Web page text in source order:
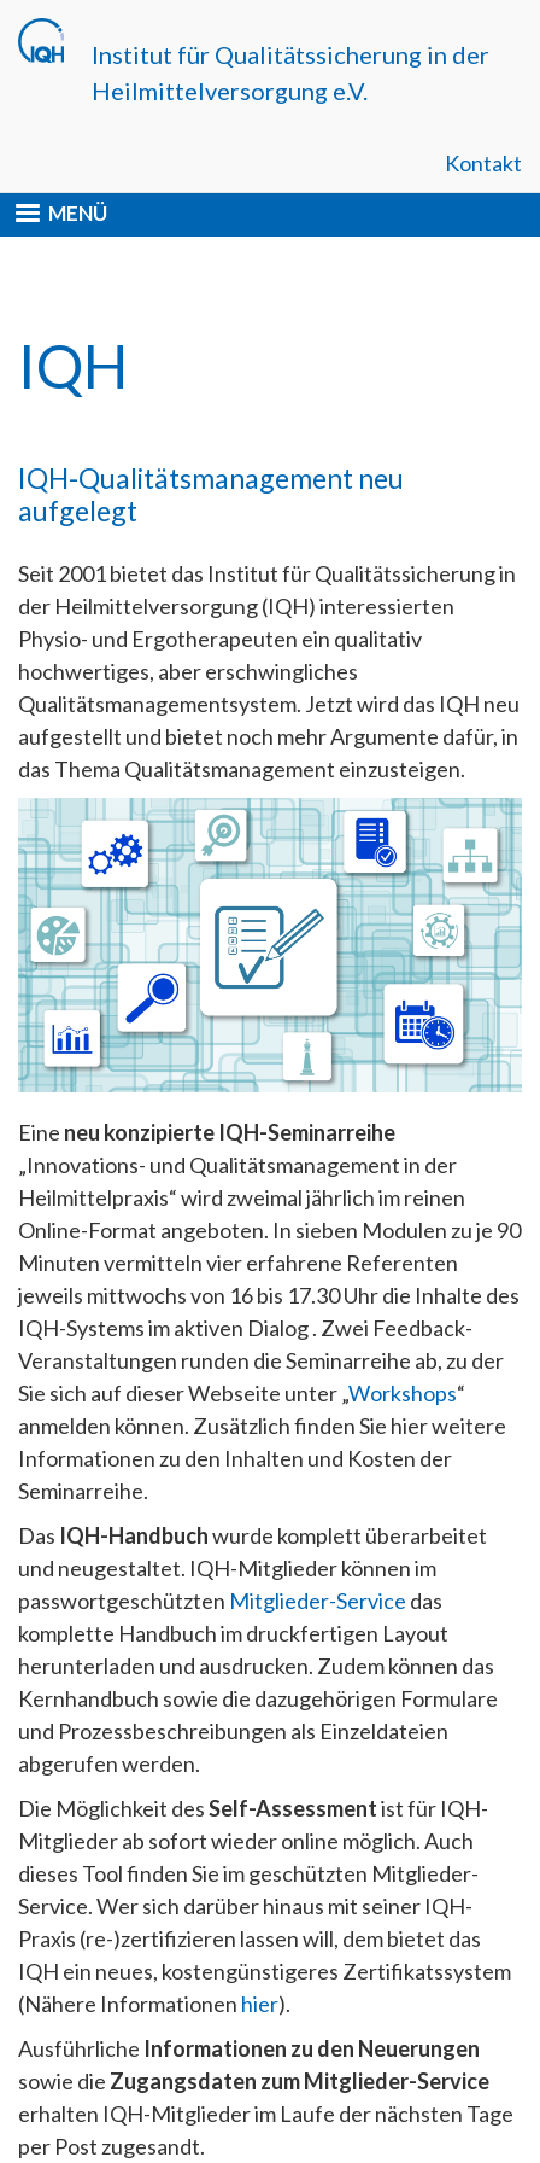
Direkt
zum
Institut für Qualitätssicherung in der
Heilmittelversorgung e.V.
Kontakt
MENÜ
IQH
IQH-Qualitätsmanagement neu
aufgelegt
Seit 2001 bietet das Institut für Qualitätssicherung in
der Heilmittelversorgung (IQH) interessierten
Physio- und Ergotherapeuten ein qualitativ
hochwertiges, aber erschwingliches
Qualitätsmanagementsystem. Jetzt wird das IQH neu
aufgestellt und bietet noch mehr Argumente dafür, in
das Thema Qualitätsmanagement einzusteigen.
Eine neu konzipierte IQH-Seminarreihe
„Innovations- und Qualitätsmanagement in der
Heilmittelpraxis“ wird zweimal jährlich im reinen
Online-Format angeboten. In sieben Modulen zu je 90
Minuten vermitteln vier erfahrene Referenten
jeweils mittwochs von 16 bis 17.30 Uhr die Inhalte des
IQH-Systems im aktiven Dialog . Zwei Feedback-
Veranstaltungen runden die Seminarreihe ab, zu der
Sie sich auf dieser Webseite unter „Workshops“
anmelden können. Zusätzlich finden Sie hier weitere
Informationen zu den Inhalten und Kosten der
Seminarreihe.
Das IQH-Handbuchwurde komplett überarbeitet
und neugestaltet. IQH-Mitglieder können im
passwortgeschützten Mitglieder-Service das
komplette Handbuch im druckfertigen Layout
herunterladen und ausdrucken. Zudem können das
Kernhandbuch sowie die dazugehörigen Formulare
und Prozessbeschreibungen als Einzeldateien
abgerufen werden.
Die Möglichkeit desSelf-Assessmentist für IQH-
Mitglieder ab sofort wieder online möglich. Auch
dieses Tool finden Sie im geschützten Mitglieder-
Service. Wer sich darüber hinaus mit seiner IQH-
Praxis (re-)zertifizieren lassen will, dem bietet das
IQH ein neues, kostengünstigeres Zertifikatssystem
(Nähere Informationen hier).
Ausführliche Informationen zu den Neuerungen
sowie die Zugangsdaten zum Mitglieder-Service
erhalten IQH-Mitglieder im Laufe der nächsten Tage
per Post zugesandt.